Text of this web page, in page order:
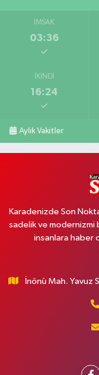
İMSAK
03:36
İKINDI
16:24
Aylık Vakitler
Karadenizde Son
sadelik ve modernizmi
insanlara haber
İnönü Mah. Yavuz